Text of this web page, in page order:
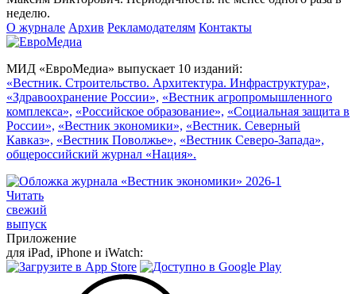
неделю.
О журнале Архив Рекламодателям Контакты
МИД «ЕвроМедиа» выпускает 10 изданий:
«Вестник. Строительство. Архитектура. Инфраструктура»,
«Здравоохранение России», «Вестник агропромышленного
комплекса», «Российское образование», «Социальная защита в
России», «Вестник экономики», «Вестник. Северный
Кавказ», «Вестник Поволжье», «Вестник Северо-Запада»,
общероссийский журнал «Нация».
Читать
свежий
выпуск
Приложение
для iPad, iPhone и iWatch: